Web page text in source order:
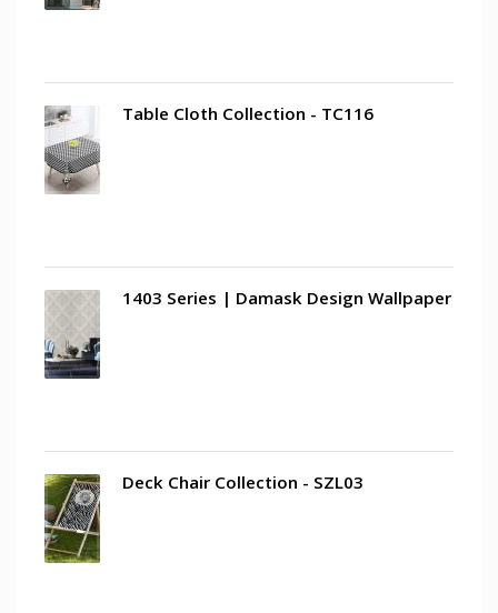
Table Cloth Collection - TC116
1403 Series | Damask Design Wallpaper
Deck Chair Collection - SZL03